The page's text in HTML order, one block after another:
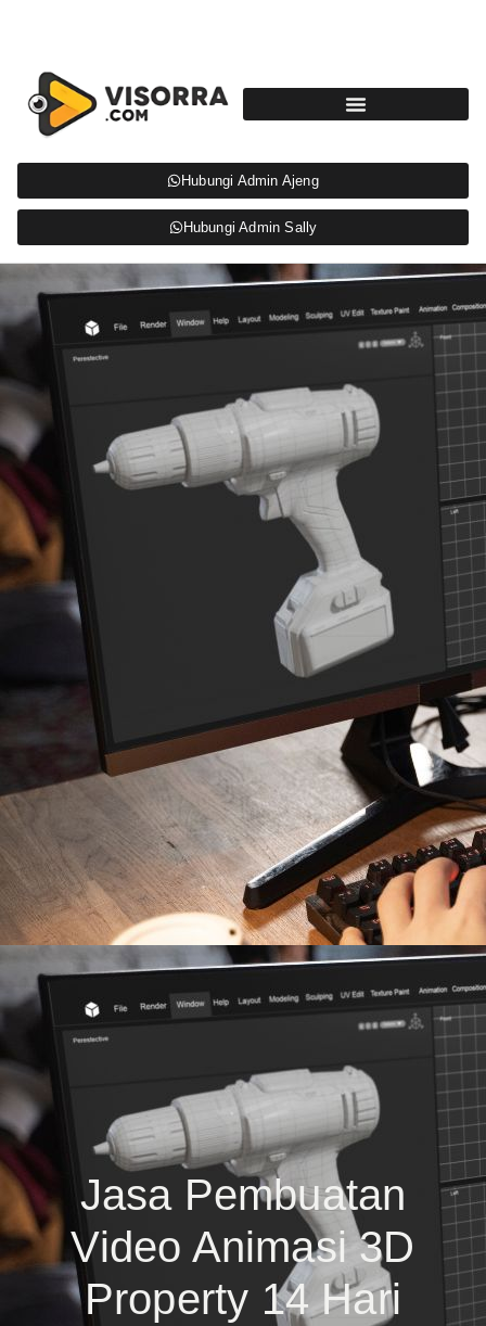
Hubungi Admin Ajeng
Hubungi Admin Sally
Jasa Pembuatan
Video Animasi 3D
Property 14 Hari